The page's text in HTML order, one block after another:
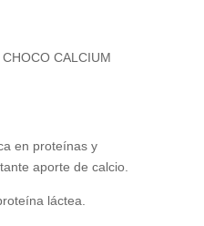
CALCIUM
en proteínas y
aporte de calcio.
láctea.